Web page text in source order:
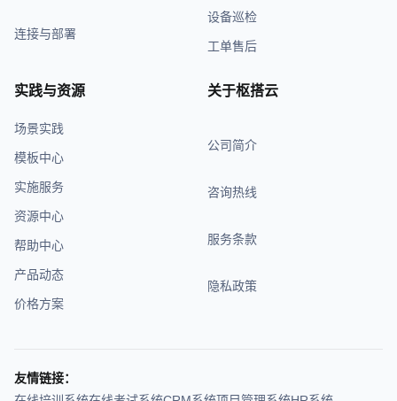
连接与部署
设备巡检
工单售后
实践与资源
场景实践
模板中心
实施服务
资源中心
帮助中心
产品动态
价格方案
关于枢搭云
公司简介
咨询热线
服务条款
隐私政策
友情链接：